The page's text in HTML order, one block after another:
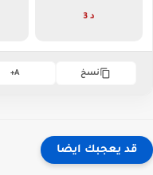
3 د
نسخ A+
قد يعجبك ايضا